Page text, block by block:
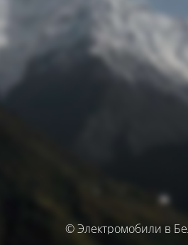
© Электромобили в